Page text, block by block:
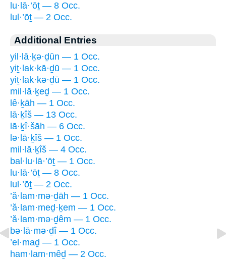
lu·lā·’ōṯ — 8 Occ.
lul·’ōṯ — 2 Occ.
Additional Entries
yil·lā·ḵə·ḏūn — 1 Occ.
yiṯ·lak·kā·ḏū — 1 Occ.
yiṯ·lak·kə·ḏū — 1 Occ.
mil·lā·ḵeḏ — 1 Occ.
lê·ḵāh — 1 Occ.
lā·ḵîš — 13 Occ.
lā·ḵî·šāh — 6 Occ.
lə·lā·ḵîš — 1 Occ.
mil·lā·ḵîš — 4 Occ.
bal·lu·lā·’ōṯ — 1 Occ.
lu·lā·’ōṯ — 8 Occ.
lul·’ōṯ — 2 Occ.
’ă·lam·mə·ḏāh — 1 Occ.
’ă·lam·meḏ·ḵem — 1 Occ.
’ă·lam·mə·ḏêm — 1 Occ.
bə·lā·mə·ḏî — 1 Occ.
’el·maḏ — 1 Occ.
ham·lam·mêḏ — 2 Occ.